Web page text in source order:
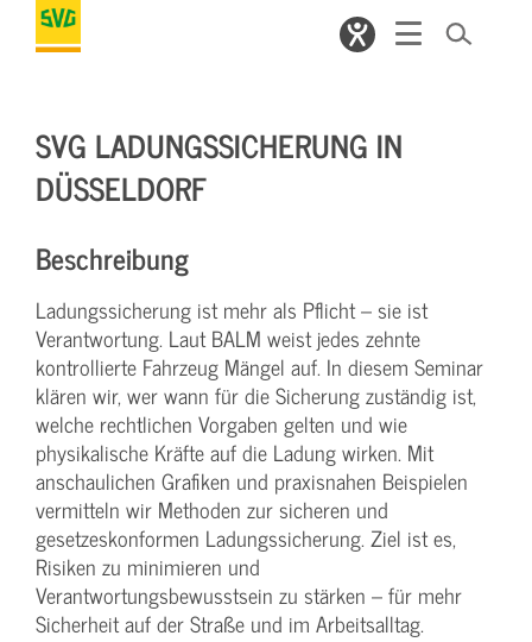
SVG LADUNGSSICHERUNG IN
DÜSSELDORF
Beschreibung
Ladungssicherung ist mehr als Pflicht – sie ist
Verantwortung. Laut BALM weist jedes zehnte
kontrollierte Fahrzeug Mängel auf. In diesem Seminar
klären wir, wer wann für die Sicherung zuständig ist,
welche rechtlichen Vorgaben gelten und wie
physikalische Kräfte auf die Ladung wirken. Mit
anschaulichen Grafiken und praxisnahen Beispielen
vermitteln wir Methoden zur sicheren und
gesetzeskonformen Ladungssicherung. Ziel ist es,
Risiken zu minimieren und
Verantwortungsbewusstsein zu stärken – für mehr
Sicherheit auf der Straße und im Arbeitsalltag.